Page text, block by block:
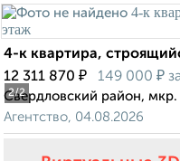
2/2
4-к квартира,
12 311 870 ₽ 149 000 ₽
Свердловский район,
Агентство, 04.08.2026